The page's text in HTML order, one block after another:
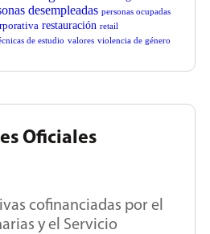
desempleadas personas ocupadas
restauración retail
de estudio valores violencia de género
Oficiales
cofinanciadas por el
y el Servicio